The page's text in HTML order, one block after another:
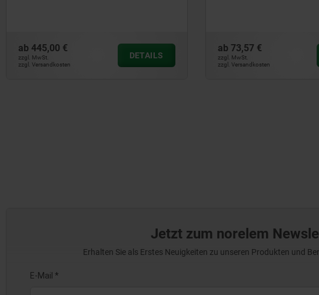
ab 445,00 €
zzgl. MwSt.
zzgl. Versandkosten
DETAILS
ab 73,57 €
zzgl. MwSt.
zzgl. Versandkosten
Jetzt zum norelem
Erhalten Sie als Erstes Neuigkeiten zu unseren Produkten und